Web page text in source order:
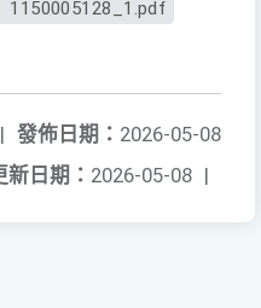
1150005128_1.pdf
發佈日期： 2026-05-08
|
新日期： 2026-05-08 |